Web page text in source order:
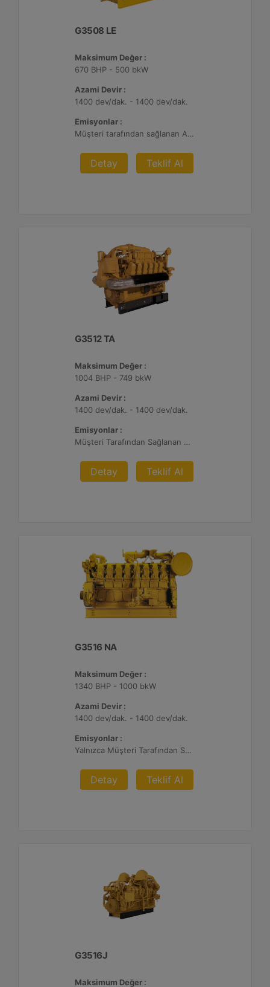
G3508 LE
Maksimum Değer :
670 BHP - 500 bkW
Azami Devir :
1400 dev/dak. - 1400 dev/dak.
Emisyonlar :
Müşteri tarafından sağlanan Atık Arıtma ile 2 g/bhp-sa. NOx
Detay Teklif Al
G3512 TA
Maksimum Değer :
1004 BHP - 749 bkW
Azami Devir :
1400 dev/dak. - 1400 dev/dak.
Emisyonlar :
Müşteri Tarafından Sağlanan Atık Arıtma ile NSPS Saha Uyumluluğuna Sahiptir, 0,5 g/bhp-sa. NOx
Detay Teklif Al
G3516 NA
Maksimum Değer :
1340 BHP - 1000 bkW
Azami Devir :
1400 dev/dak. - 1400 dev/dak.
Emisyonlar :
Yalnızca Müşteri Tarafından Sağlanan Atık Arıtma ile İhracat, %0,5 O2 Ayar Noktası
Detay Teklif Al
G3516J
Maksimum Değer :